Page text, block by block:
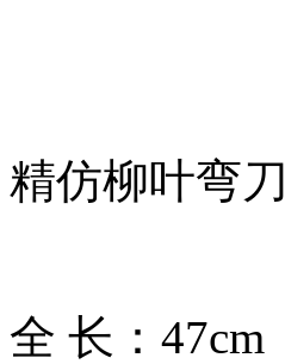
精仿柳叶弯刀
全 长：47cm